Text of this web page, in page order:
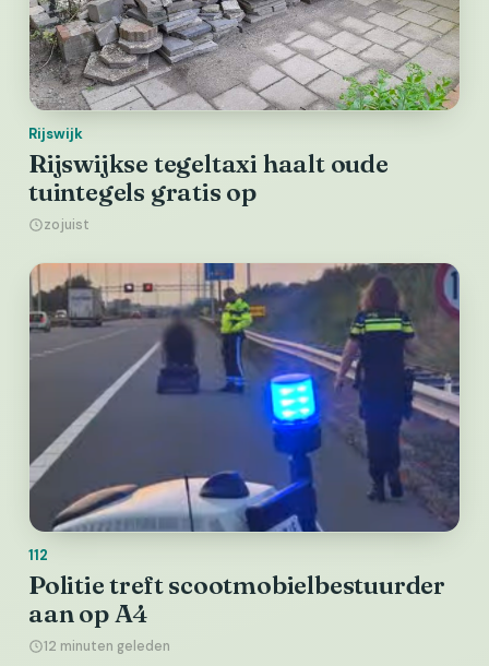
Rijswijk
Rijswijkse tegeltaxi haalt oude
tuintegels gratis op
zojuist
112
Politie treft scootmobielbestuurder
aan op A4
12 minuten geleden